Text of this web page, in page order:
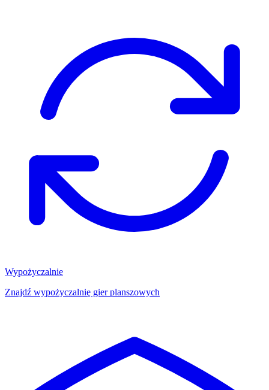
Wypożyczalnie
Znajdź wypożyczalnię gier planszowych